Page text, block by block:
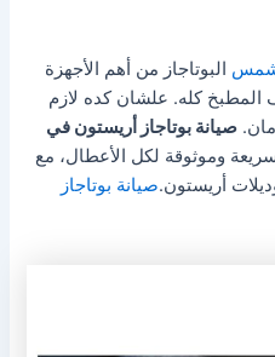
شمس البوتاجاز من أهم الأجهزة
كله. علشان كده لازم
صيانة بوتاجاز أريستون في
وموثوقة لكل الأعطال، مع
أريستون.صيانة بوتاجاز